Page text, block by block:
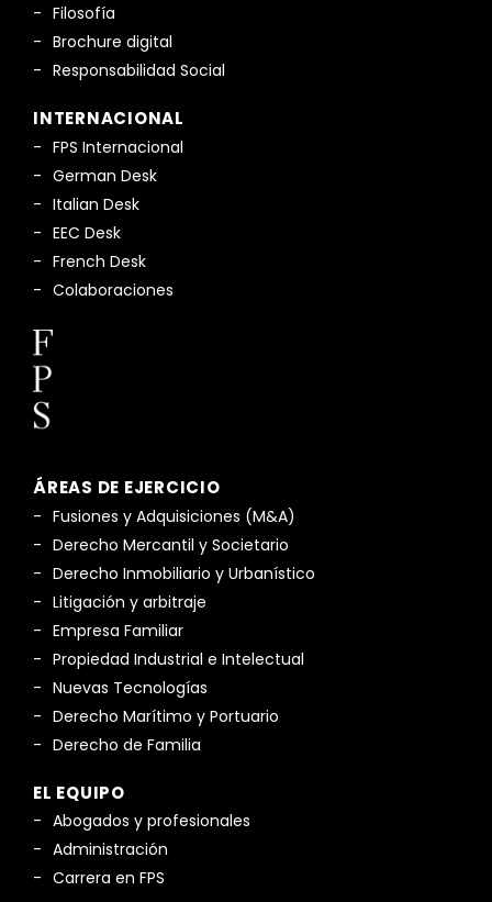
Filosofía
Brochure digital
Responsabilidad Social
INTERNACIONAL
FPS Internacional
German Desk
Italian Desk
EEC Desk
French Desk
Colaboraciones
ÁREAS DE EJERCICIO
Fusiones y Adquisiciones (M&A)
Derecho Mercantil y Societario
Derecho Inmobiliario y Urbanístico
Litigación y arbitraje
Empresa Familiar
Propiedad Industrial e Intelectual
Nuevas Tecnologías
Derecho Marítimo y Portuario
Derecho de Familia
EL EQUIPO
Abogados y profesionales
Administración
Carrera en FPS